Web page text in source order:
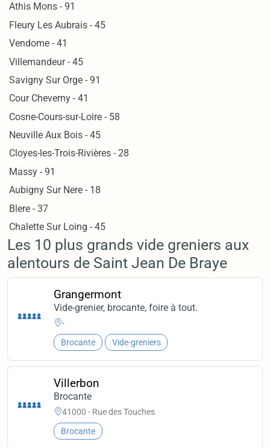
Athis Mons - 91
Fleury Les Aubrais - 45
Vendome - 41
Villemandeur - 45
Savigny Sur Orge - 91
Cour Cheverny - 41
Cosne-Cours-sur-Loire - 58
Neuville Aux Bois - 45
Cloyes-les-Trois-Rivières - 28
Massy - 91
Aubigny Sur Nere - 18
Blere - 37
Chalette Sur Loing - 45
Les 10 plus grands vide greniers aux
alentours de Saint Jean De Braye
Grangermont
Vide-grenier, brocante, foire à tout.
-
Brocante Vide-greniers
Villerbon
Brocante
41000 - Rue des Touches
Brocante